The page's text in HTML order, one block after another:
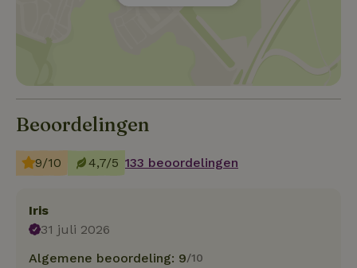
Beoordelingen
9/10 4,7/5 133 beoordelingen
Iris
31 juli 2026
Algemene beoordeling: 9/10